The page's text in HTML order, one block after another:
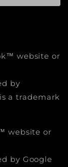
website or
by
a trademark
website or
by Google